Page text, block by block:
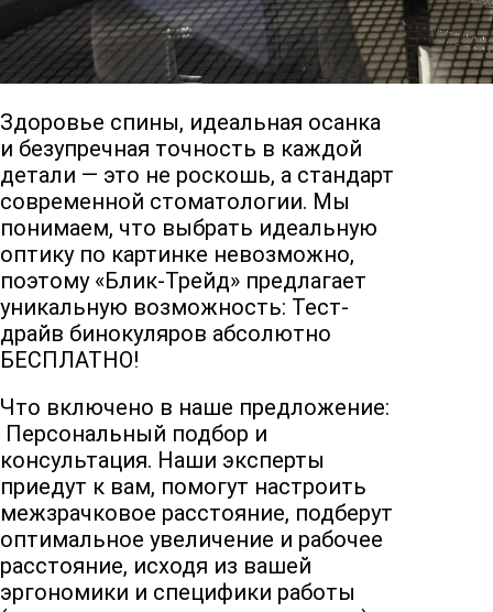
Здоровье спины, идеальная осанка
и безупречная точность в каждой
детали — это не роскошь, а стандарт
современной стоматологии. Мы
понимаем, что выбрать идеальную
оптику по картинке невозможно,
поэтому «Блик-Трейд» предлагает
уникальную возможность: Тест-
драйв бинокуляров абсолютно
БЕСПЛАТНО!
Что включено в наше предложение:
Персональный подбор и
консультация. Наши эксперты
приедут к вам, помогут настроить
межзрачковое расстояние, подберут
оптимальное увеличение и рабочее
расстояние, исходя из вашей
эргономики и специфики работы